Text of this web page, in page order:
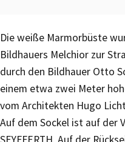
Die weiße Marmorbüste
Bildhauers Melchior zur
durch den Bildhauer Otto
einem etwa zwei Meter
vom Architekten Hugo
Auf dem Sockel ist auf der
SEYFFERTH. Auf der